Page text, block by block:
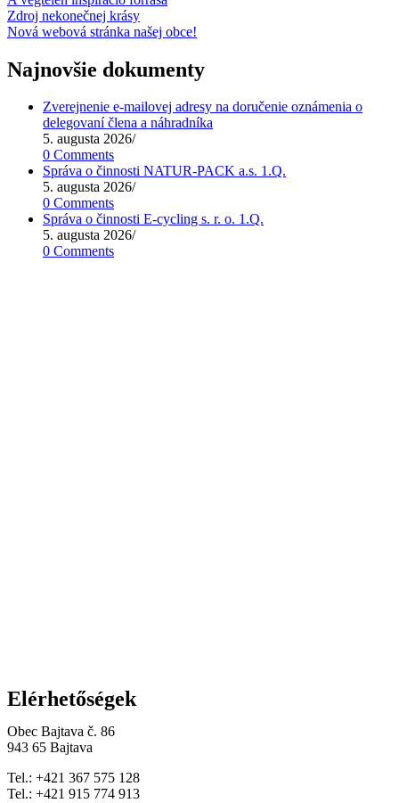
Zdroj nekonečnej krásy
Nová webová stránka našej obce!
Najnovšie dokumenty
Zverejnenie e-mailovej adresy na doručenie oznámenia o
delegovaní člena a náhradníka
5. augusta 2026/
0 Comments
Správa o činnosti NATUR-PACK a.s. 1.Q.
5. augusta 2026/
0 Comments
Správa o činnosti E-cycling s. r. o. 1.Q.
5. augusta 2026/
0 Comments
Elérhetőségek
Obec Bajtava č. 86
943 65 Bajtava
Tel.: +421 367 575 128
Tel.: +421 915 774 913